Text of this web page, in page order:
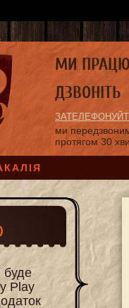
ми
протягом 30
МИ
ДЗВОНІТЬ
буде
Play